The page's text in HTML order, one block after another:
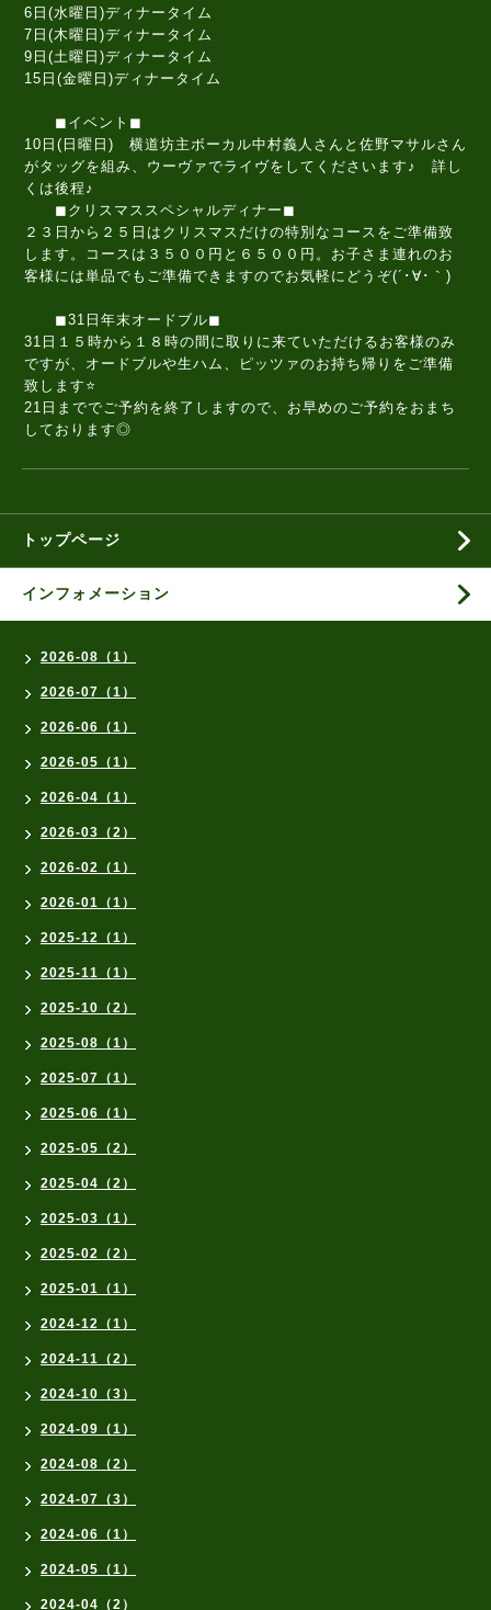
6日(水曜日)ディナータイム
7日(木曜日)ディナータイム
9日(土曜日)ディナータイム
15日(金曜日)ディナータイム
◼イベント◼
10日(日曜日) 横道坊主ボーカル中村義人さんと佐野マサルさん
がタッグを組み、ウーヴァでライヴをしてくださいます♪ 詳し
くは後程♪
◼クリスマススペシャルディナー◼
２３日から２５日はクリスマスだけの特別なコースをご準備致
します。コースは３５００円と６５００円。お子さま連れのお
客様には単品でもご準備できますのでお気軽にどうぞ(´･∀･｀)
◼31日年末オードブル◼
31日１５時から１８時の間に取りに来ていただけるお客様のみ
ですが、オードブルや生ハム、ピッツァのお持ち帰りをご準備
致します⭐
21日まででご予約を終了しますので、お早めのご予約をおまち
しております◎
トップページ
インフォメーション
2026-08（1）
2026-07（1）
2026-06（1）
2026-05（1）
2026-04（1）
2026-03（2）
2026-02（1）
2026-01（1）
2025-12（1）
2025-11（1）
2025-10（2）
2025-08（1）
2025-07（1）
2025-06（1）
2025-05（2）
2025-04（2）
2025-03（1）
2025-02（2）
2025-01（1）
2024-12（1）
2024-11（2）
2024-10（3）
2024-09（1）
2024-08（2）
2024-07（3）
2024-06（1）
2024-05（1）
2024-04（2）